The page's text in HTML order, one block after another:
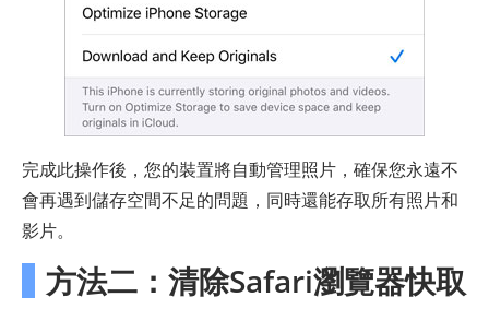
完成此操作後，您的裝置將自動管理照片，確保您永遠不
會再遇到儲存空間不足的問題，同時還能存取所有照片和
影片。
方法二：清除Safari瀏覽器快取